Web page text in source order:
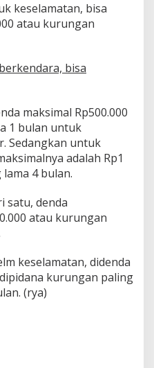
keselamatan, bisa
atau kurungan
bisa
maksimal Rp500.000
1 bulan untuk
Sedangkan untuk
adalah Rp1
4 bulan.
satu, denda
atau kurungan
keselamatan, didenda
kurungan paling
(rya)